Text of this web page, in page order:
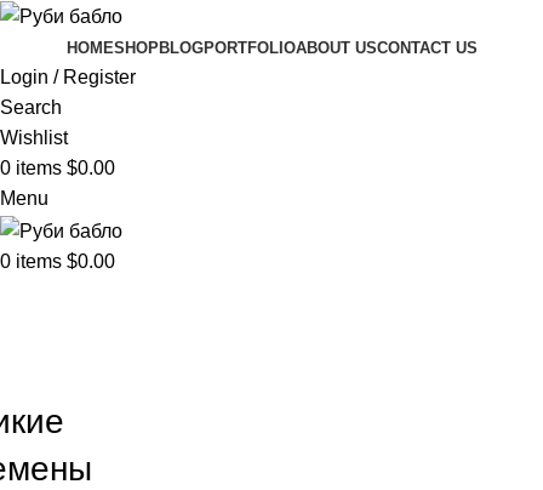
HOMESHOPBLOGPORTFOLIOABOUT USCONTACT US
Login / Register
Search
Wishlist
0 items $0.00
Menu
0 items $0.00